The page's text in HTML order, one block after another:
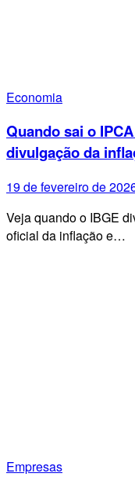
Economia
Quando sai o
divulgação da
19 de fevereiro de
Veja quando o IBGE
oficial da inflação e…
Empresas